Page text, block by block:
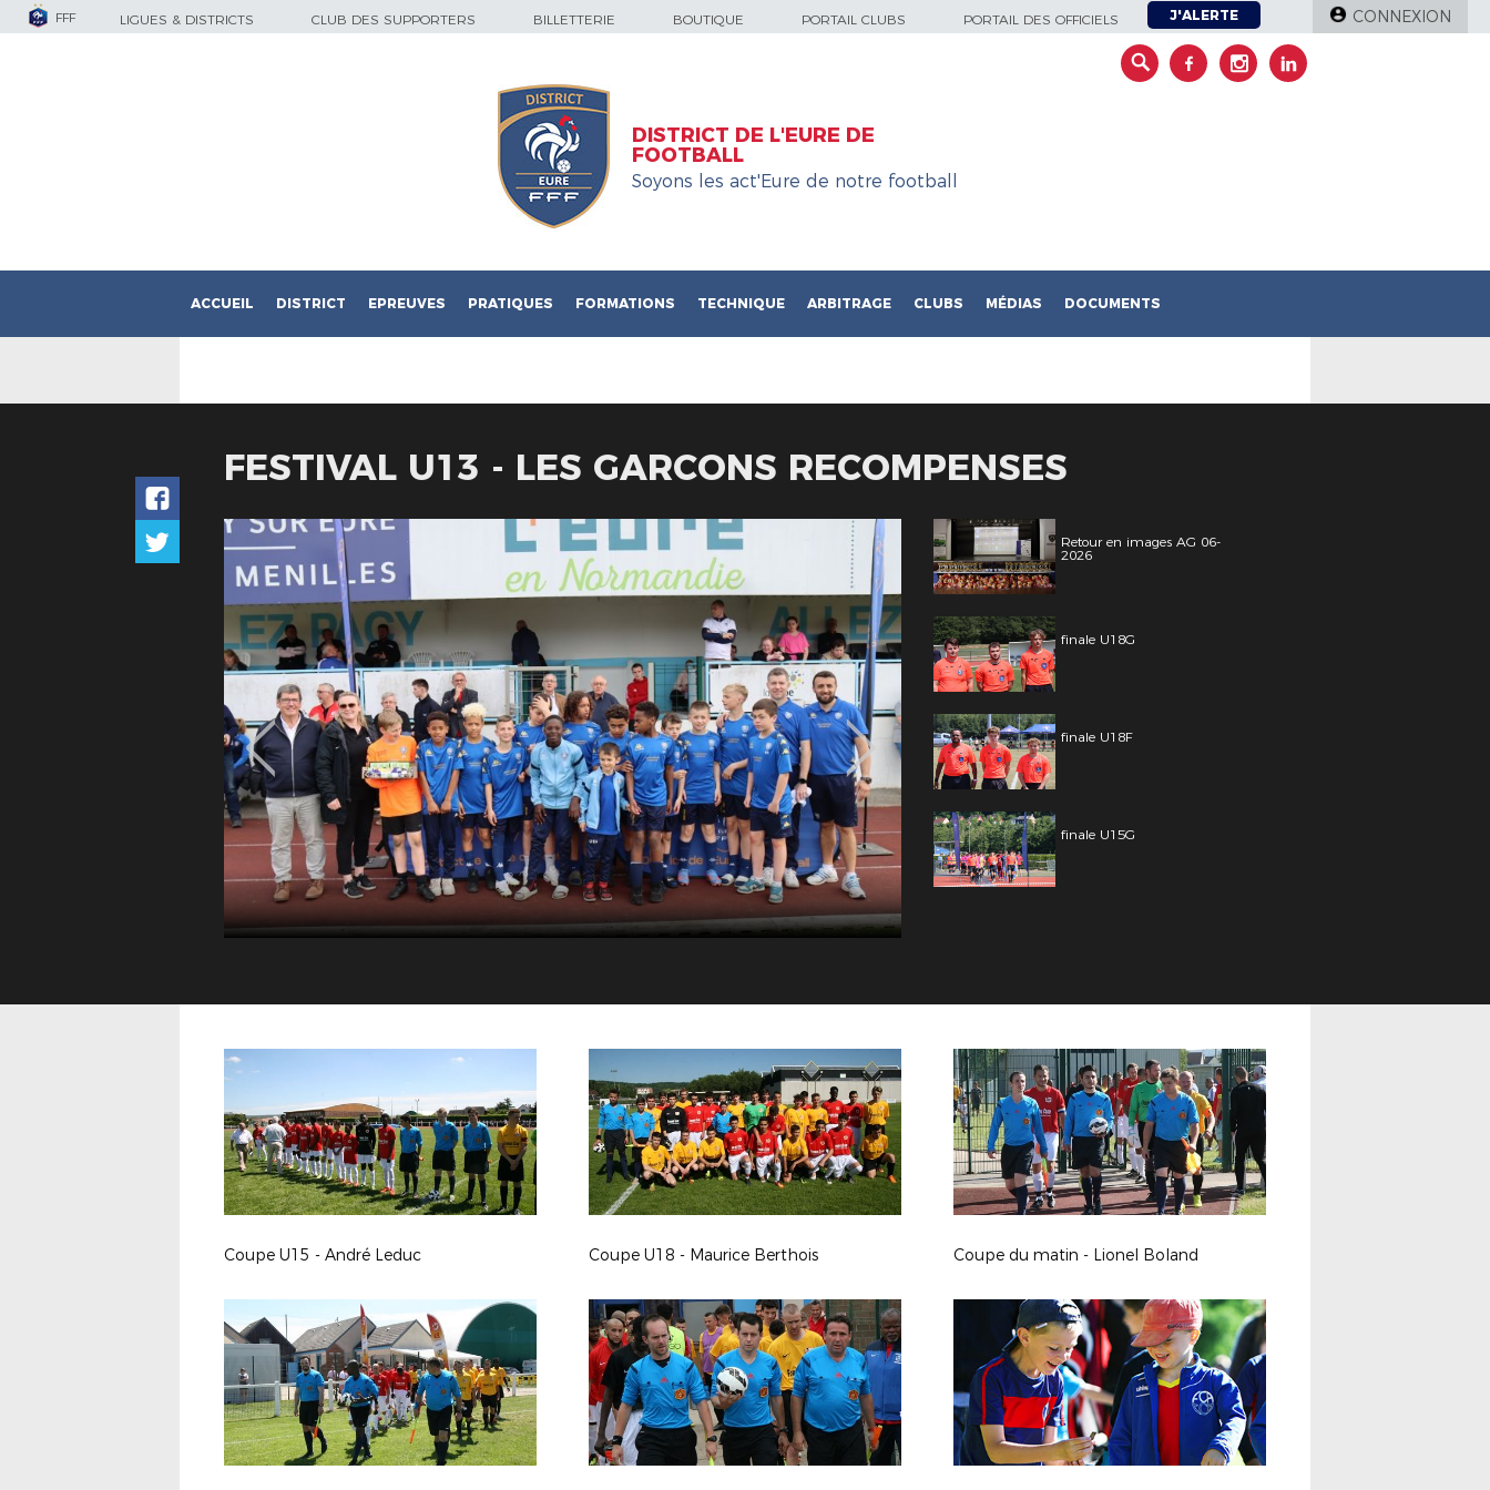
FFF LIGUES & DISTRICTS CLUB DES SUPPORTERS BILLETTERIE BOUTIQUE PORTAIL CLUBS PORTAIL DES OFFICIELS J'ALERTE CONNEXION
DISTRICT DE L'EURE DE
FOOTBALL
Soyons les act'Eure de notre football
ACCUEIL DISTRICT EPREUVES PRATIQUES FORMATIONS TECHNIQUE ARBITRAGE CLUBS MÉDIAS DOCUMENTS
FESTIVAL U13 - LES GARCONS RECOMPENSES
Retour en images AG 06-
2026
finale U18G
finale U18F
finale U15G
Coupe U15 - André Leduc Coupe U18 - Maurice Berthois Coupe du matin - Lionel Boland